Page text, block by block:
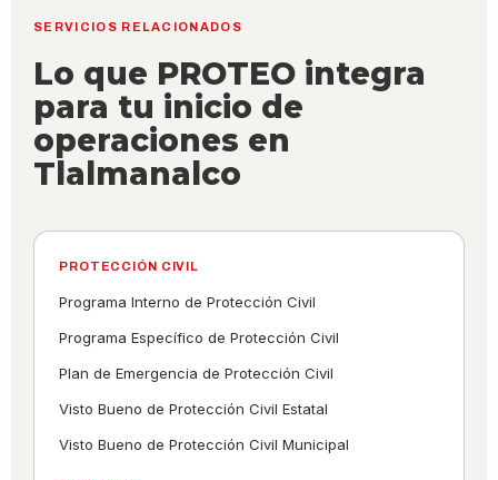
SERVICIOS RELACIONADOS
Lo que PROTEO integra
para tu inicio de
operaciones en
Tlalmanalco
PROTECCIÓN CIVIL
Programa Interno de Protección Civil
Programa Específico de Protección Civil
Plan de Emergencia de Protección Civil
Visto Bueno de Protección Civil Estatal
Visto Bueno de Protección Civil Municipal